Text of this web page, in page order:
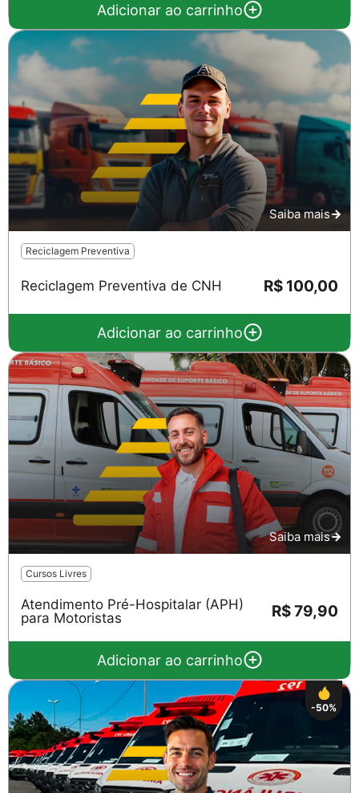
Adicionar ao carrinho
Saiba mais
Reciclagem Preventiva
Reciclagem Preventiva de CNH R$ 100,00
Adicionar ao carrinho
Saiba mais
Cursos Livres
Atendimento Pré-Hospitalar (APH)
para Motoristas
R$ 79,90
Adicionar ao carrinho
-50%